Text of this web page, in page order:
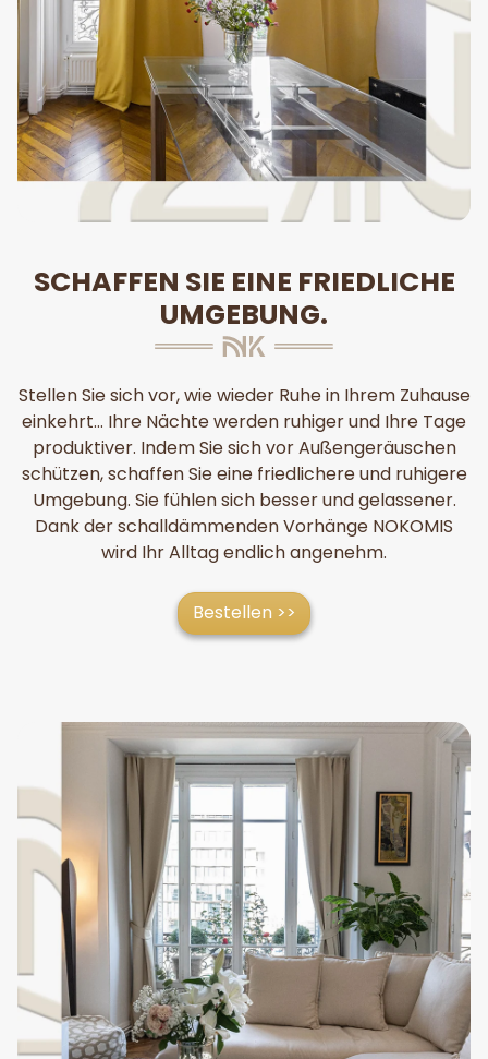
SCHAFFEN SIE EINE FRIEDLICHE
UMGEBUNG.
Stellen Sie sich vor, wie wieder Ruhe in Ihrem Zuhause
einkehrt... Ihre Nächte werden ruhiger und Ihre Tage
produktiver. Indem Sie sich vor Außengeräuschen
schützen, schaffen Sie eine friedlichere und ruhigere
Umgebung. Sie fühlen sich besser und gelassener.
Dank der schalldämmenden Vorhänge NOKOMIS
wird Ihr Alltag endlich angenehm.
Bestellen >>